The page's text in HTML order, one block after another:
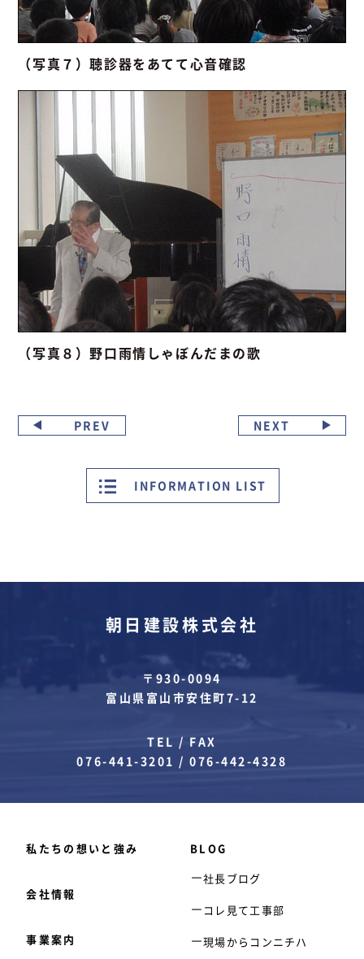
（写真７）聴診器をあてて心音確認
（写真８）野口雨情しゃぼんだまの歌
PREV
INFORMATION LIST
NEXT
朝日建設株式会社
〒930-0094
富山県富山市安住町7-12
TEL / FAX
076-441-3201 /076-442-4328
私たちの想いと強み
会社情報
事業案内
BLOG
社長ブログ
コレ見て工事部
現場からコンニチハ